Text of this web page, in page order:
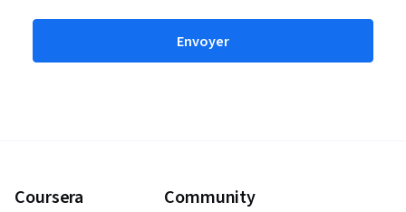
Envoyer
Coursera Community